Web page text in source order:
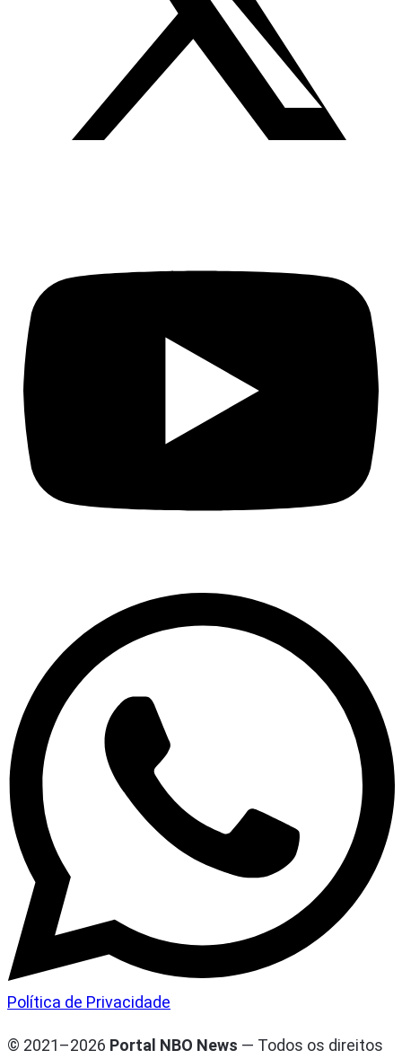
Política de Privacidade
© 2021–2026 Portal NBO News — Todos os direitos